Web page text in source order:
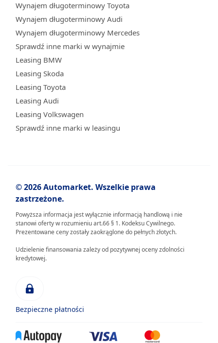
Wynajem długoterminowy Toyota
Wynajem długoterminowy Audi
Wynajem długoterminowy Mercedes
Sprawdź inne marki w wynajmie
Leasing BMW
Leasing Skoda
Leasing Toyota
Leasing Audi
Leasing Volkswagen
Sprawdź inne marki w leasingu
© 2026 Automarket. Wszelkie prawa
zastrzeżone.
Powyższa informacja jest wyłącznie informacją handlową i nie
stanowi oferty w rozumieniu art.66 § 1. Kodeksu Cywilnego.
Prezentowane ceny zostały zaokrąglone do pełnych złotych.
Udzielenie finansowania zależy od pozytywnej oceny zdolności
kredytowej.
Bezpieczne płatności